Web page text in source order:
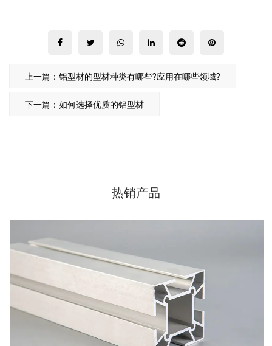
上一篇：铝型材的型材种类有哪些?应用在哪些领域?
下一篇：如何选择优质的铝型材
热销产品